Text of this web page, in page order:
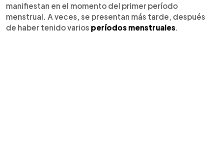
manifiestan en el momento del primer período
menstrual. A veces, se presentan más tarde, después
de haber tenido varios períodos menstruales.